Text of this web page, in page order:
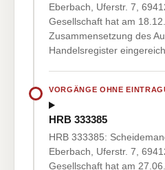
Eberbach, Uferstr. 7,
Gesellschaft hat am
Zusammensetzung des
Handelsregister
VORGÄNGE OHNE
HRB 333385
HRB 333385:
Eberbach, Uferstr. 7,
Gesellschaft hat am